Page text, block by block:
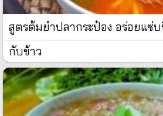
สูตรต้มยำปลากระป๋อง อร่อยแซ่
กับข้าว